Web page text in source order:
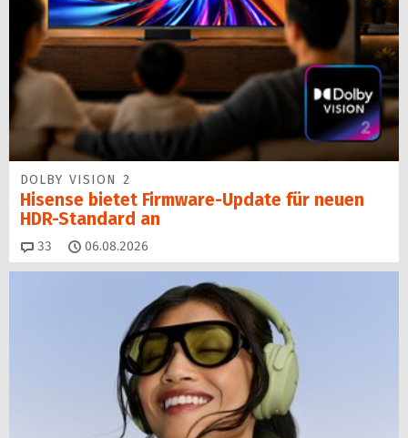
DOLBY VISION 2
Hisense bietet Firmware-Update für neuen
HDR-Standard an
33 Kommentare
06.08.2026